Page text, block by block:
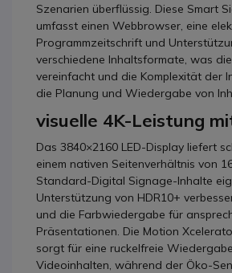
Szenarien überflüssig. Diese Smart
umfasst einen Webbrowser, eine
Programmzeitschrift und
verschiedene Inhaltsformate, was
vereinfacht und die Komplexität der
die Planung und Wiedergabe von
visuelle 4K-Leistung
Das 3840×2160 LED-Display liefert
einem nativen Seitenverhältnis von
Standard-Digital Signage-Inhalte
Unterstützung von HDR10+
und die Farbwiedergabe für
Präsentationen. Die Motion
sorgt für eine ruckelfreie
Videoinhalten, während der Öko-